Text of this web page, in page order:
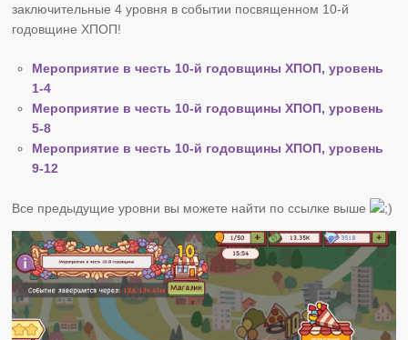
заключительные 4 уровня в событии посвященном 10-й
годовщине ХПОП!
Мероприятие в честь 10-й годовщины ХПОП, уровень
1-4
Мероприятие в честь 10-й годовщины ХПОП, уровень
5-8
Мероприятие в честь 10-й годовщины ХПОП, уровень
9-12
Все предыдущие уровни вы можете найти по ссылке выше